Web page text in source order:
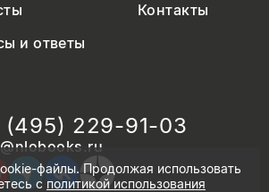
Контакты
и ответы
(495) 229-91-03
файлы. Продолжая использовать
сполитикой использования